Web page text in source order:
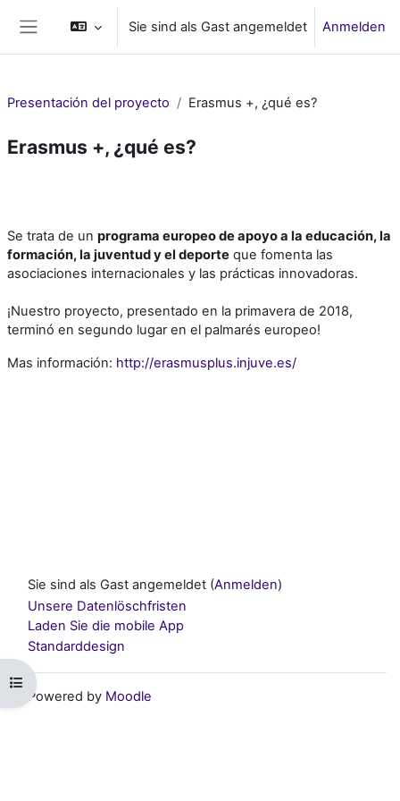
Website-Übersicht
Sie sind als Gast angemeldet Anmelden
Kursindex öffnen
Presentación del proyecto Erasmus +, ¿qué es?
Erasmus +, ¿qué es?
Se trata de un programa europeo de apoyo a la educación, la
formación, la juventud y el deporte que fomenta las
asociaciones internacionales y las prácticas innovadoras.
¡Nuestro proyecto, presentado en la primavera de 2018,
terminó en segundo lugar en el palmarés europeo!
Mas información: http://erasmusplus.injuve.es/
Sie sind als Gast angemeldet (Anmelden)
Unsere Datenlöschfristen
Laden Sie die mobile App
Standarddesign
Powered by Moodle